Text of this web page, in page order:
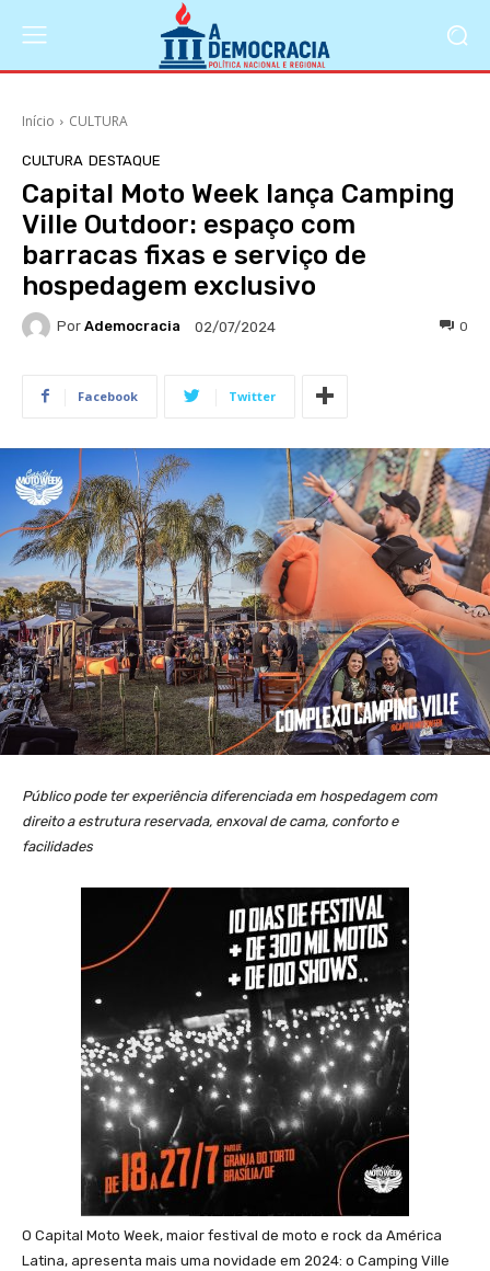
Início CULTURA
CULTURA DESTAQUE
Capital Moto Week lança Camping
Ville Outdoor: espaço com
barracas fixas e serviço de
hospedagem exclusivo
Por Ademocracia 02/07/2024 0
Facebook Twitter
Público pode ter experiência diferenciada em hospedagem com
direito a estrutura reservada, enxoval de cama, conforto e
facilidades
O Capital Moto Week, maior festival de moto e rock da América
Latina, apresenta mais uma novidade em 2024: o Camping Ville